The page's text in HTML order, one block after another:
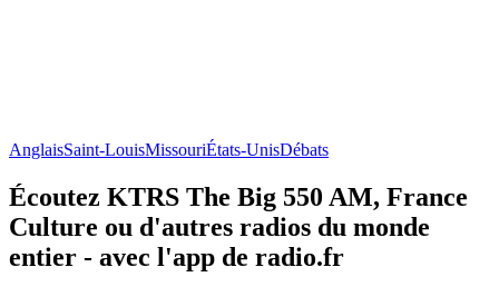
AnglaisSaint-LouisMissouriÉtats-UnisDébats
Écoutez KTRS The Big 550 AM, France
Culture ou d'autres radios du monde
entier - avec l'app de radio.fr